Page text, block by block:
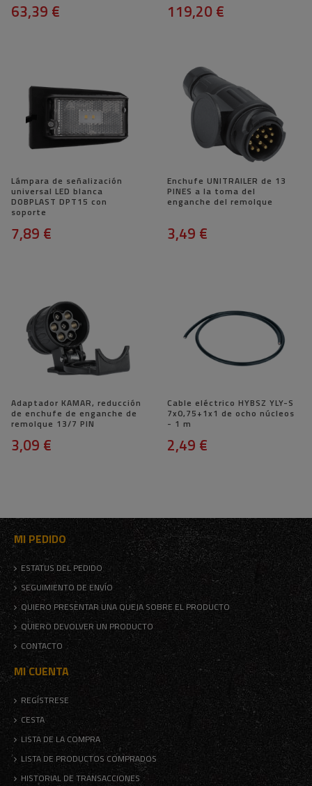
63,39 € 119,20 €
Lámpara de señalización
universal LED blanca
DOBPLAST DPT15 con
soporte
7,89 €
Enchufe UNITRAILER de 13
PINES a la toma del
enganche del remolque
3,49 €
Adaptador KAMAR, reducción
de enchufe de enganche de
remolque 13/7 PIN
3,09 €
Cable eléctrico HYBSZ YLY-S
7x0,75+1x1 de ocho núcleos
- 1 m
2,49 €
MI PEDIDO
ESTATUS DEL PEDIDO
SEGUIMIENTO DE ENVÍO
QUIERO PRESENTAR UNA QUEJA SOBRE EL PRODUCTO
QUIERO DEVOLVER UN PRODUCTO
CONTACTO
MI CUENTA
REGÍSTRESE
CESTA
LISTA DE LA COMPRA
LISTA DE PRODUCTOS COMPRADOS
HISTORIAL DE TRANSACCIONES